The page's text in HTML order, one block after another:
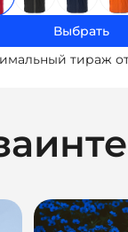
Выбрать
тираж